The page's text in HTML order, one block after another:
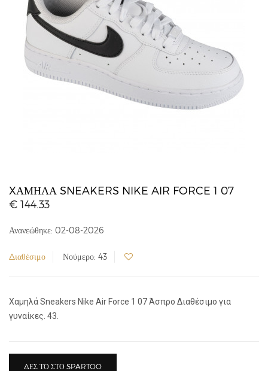
XΑΜΗΛΆ SNEAKERS NIKE AIR FORCE 1 07
€ 144.33
Ανανεώθηκε: 02-08-2026
Διαθέσιμο Νούμερο: 43
Xαμηλά Sneakers Nike Air Force 1 07 Άσπρο Διαθέσιμο για
γυναίκες. 43.
ΔΕΣ ΤΟ ΣΤΟ SPARTOO